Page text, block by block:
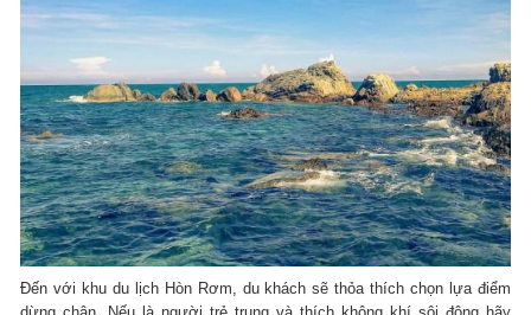
Đến với khu du lịch Hòn Rơm, du khách sẽ thỏa thích chọn lựa điểm